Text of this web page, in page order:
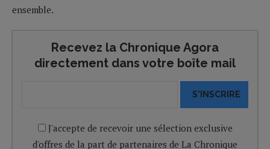
ensemble.
Recevez la Chronique Agora
directement dans votre boîte mail
S'INSCRIRE
J'accepte de recevoir une sélection exclusive
d'offres de la part de partenaires de La Chronique